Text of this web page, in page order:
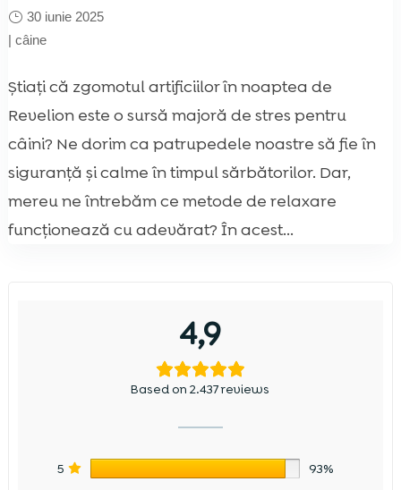
30 iunie 2025
| câine
Știați că zgomotul artificiilor în noaptea de
Revelion este o sursă majoră de stres pentru
câini? Ne dorim ca patrupedele noastre să fie în
siguranță și calme în timpul sărbătorilor. Dar,
mereu ne întrebăm ce metode de relaxare
funcționează cu adevărat? În acest...
4,9
Based on 2.437 reviews
5 93%